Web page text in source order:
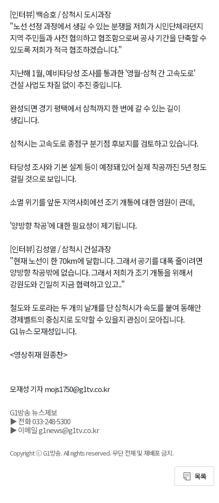
[인터뷰] 백승호 / 삼척시 도시과장
"노선 선정 과정에서 생길 수 있는 분쟁을 저희가 시민단체라던지
지역 주민들과 사전 협의하고 협조함으로써 공사 기간을 단축할 수
있도록 저희가 적극 협조하겠습니다."
지난해 1월, 예비타당성 조사를 통과한 '영월-삼척 간 고속도로'
건설 사업도 차질 없이 추진 중입니다.
완성되면 경기 평택에서 삼척까지 한 번에 갈 수 있는 길이
생깁니다.
삼척시는 고속도로 종점구 분기점 후보지를 검토하고 있습니다.
타당성 조사와 기본 설계 등이 예정돼 있어 실제 착공까진 5년 정도
걸릴 것으로 보입니다.
소멸 위기를 앞둔 지역사회에선 조기 개통에 대한 염원이 큰데,
'양방향 착공'에 대한 필요성이 제기됩니다.
[인터뷰] 김성열 / 삼척시 건설과장
"현재 노선이 한 70km에 달합니다. 그래서 공기를 대폭 줄이려면
양방향 착공밖에 없습니다. 그래서 저희가 조기 개통을 위해서
강원도와 긴밀히 지금 협력하고 있고.."
철도와 도로라는 두 개의 날개를 단 삼척시가 속도를 붙여 동해안
경제벨트의 중심지로 도약할 수 있을지 관심이 모아집니다.
G1뉴스 모재성입니다.
<영상취재 원종찬>
모재성 기자 mojs1750@g1tv.co.kr
G1방송 뉴스제보
▶ 전화 033-248-5300
▶ 이메일 g1news@g1tv.co.kr
Copyright ⓒ G1방송. All rights reserved. 무단 전재 및 재배포 금지.
목록